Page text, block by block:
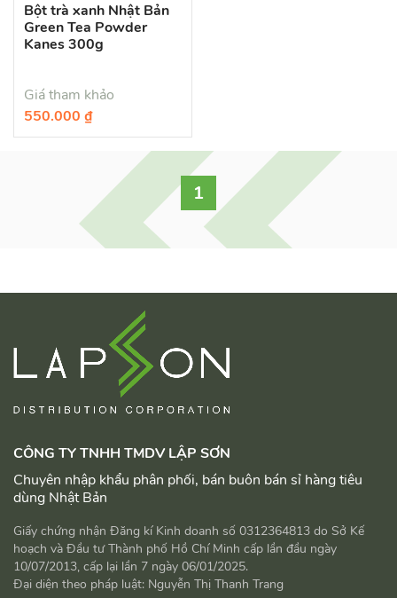
Bột trà xanh Nhật Bản
Green Tea Powder
Kanes 300g
Giá tham khảo
550.000 ₫
1
CÔNG TY TNHH TMDV LẬP SƠN
Chuyên nhập khẩu phân phối, bán buôn bán sỉ hàng tiêu
dùng Nhật Bản
Giấy chứng nhận Đăng kí Kinh doanh số 0312364813 do Sở Kế
hoạch và Đầu tư Thành phố Hồ Chí Minh cấp lần đầu ngày
10/07/2013, cấp lại lần 7 ngày 06/01/2025.
Đại diện theo pháp luật: Nguyễn Thị Thanh Trang